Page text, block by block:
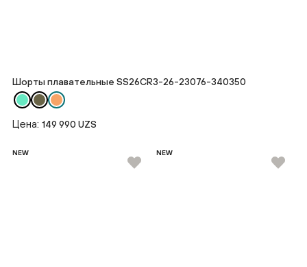
Шорты плавательные SS26CR3-26-23076-340350
Цена: 149 990 UZS
NEW NEW